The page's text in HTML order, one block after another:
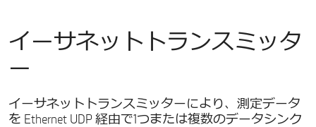
イーサネットトランスミッタ
ー
イーサネットトランスミッターにより、測定データ
を Ethernet UDP 経由で1つまたは複数のデータシンク